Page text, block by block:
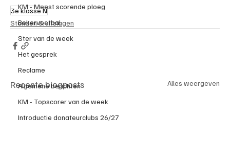
KM - Meest scorende ploeg
Bekervoetbal
Ster van de week
Het gesprek
Reclame
Algemene berichten
KM - Topscorer van de week
Introductie donateurclubs 26/27
3e klasse N
Standen & uitslagen
Recente blogposts Alles weergeven